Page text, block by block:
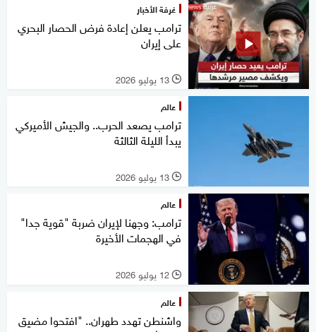
غرفة الأخبار
ترامب يعلن إعادة فرض الحصار البحري
على إيران
l 13 يوليو 2026
عالم
ترامب يصعد الحرب.. والجيش الأميركي
يبدأ الليلة الثالثة
l 13 يوليو 2026
عالم
ترامب: وجهنا لإيران ضربة "قوية جدا"
في الهجمات الأخيرة
l 12 يوليو 2026
عالم
واشنطن تهدد طهران.. "افتحوا مضيق